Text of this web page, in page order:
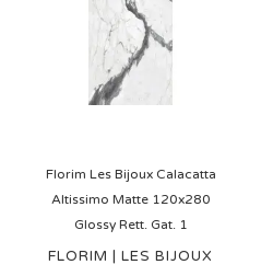
Florim Les Bijoux Calacatta
Altissimo Matte 120x280
Glossy Rett. Gat. 1
FLORIM | LES BIJOUX